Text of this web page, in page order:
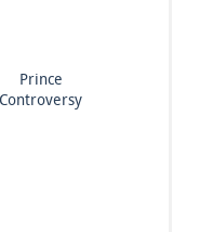
Prince
Controversy